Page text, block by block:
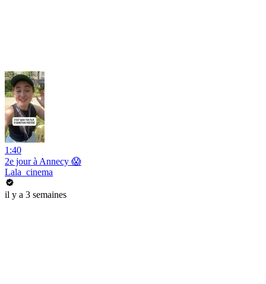
1:40
2e jour à Annecy 😱
Lala_cinema
il y a 3 semaines